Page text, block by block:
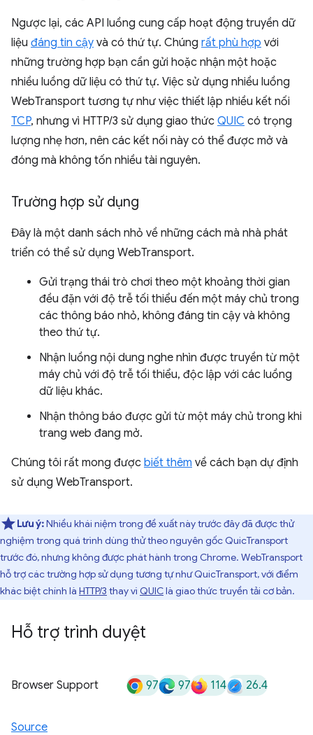
Ngược lại, các API luồng cung cấp hoạt động truyền dữ
liệu đáng tin cậy và có thứ tự. Chúng rất phù hợp với
những trường hợp bạn cần gửi hoặc nhận một hoặc
nhiều luồng dữ liệu có thứ tự. Việc sử dụng nhiều luồng
WebTransport tương tự như việc thiết lập nhiều kết nối
TCP, nhưng vì HTTP/3 sử dụng giao thức QUIC có trọng
lượng nhẹ hơn, nên các kết nối này có thể được mở và
đóng mà không tốn nhiều tài nguyên.
Trường hợp sử dụng
Đây là một danh sách nhỏ về những cách mà nhà phát
triển có thể sử dụng WebTransport.
Gửi trạng thái trò chơi theo một khoảng thời gian
đều đặn với độ trễ tối thiểu đến một máy chủ trong
các thông báo nhỏ, không đáng tin cậy và không
theo thứ tự.
Nhận luồng nội dung nghe nhìn được truyền từ một
máy chủ với độ trễ tối thiểu, độc lập với các luồng
dữ liệu khác.
Nhận thông báo được gửi từ một máy chủ trong khi
trang web đang mở.
Chúng tôi rất mong được biết thêm về cách bạn dự định
sử dụng WebTransport.
Lưu ý:Nhiều khái niệm trong đề xuất này trước đây đã được thử
nghiệm trong quá trình dùng thử theo nguyên gốc QuicTransport
trước đó, nhưng không được phát hành trong Chrome. WebTransport
hỗ trợ các trường hợp sử dụng tương tự như QuicTransport, với điểm
khác biệt chính là HTTP/3 thay vì QUIClà giao thức truyền tải cơ bản.
Hỗ trợ trình duyệt
Browser Support 97 97 114 26.4
Source